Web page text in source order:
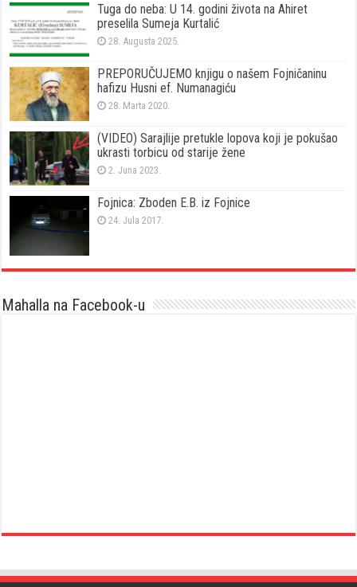
Tuga do neba: U 14. godini života na Ahiret
preselila Sumeja Kurtalić
28. Augusta 2025.
PREPORUČUJEMO knjigu o našem Fojničaninu
hafizu Husni ef. Numanagiću
28. Marta 2020.
(VIDEO) Sarajlije pretukle lopova koji je pokušao
ukrasti torbicu od starije žene
2. Juna 2023.
Fojnica: Zboden E.B. iz Fojnice
24. Jula 2017.
Mahalla na Facebook-u